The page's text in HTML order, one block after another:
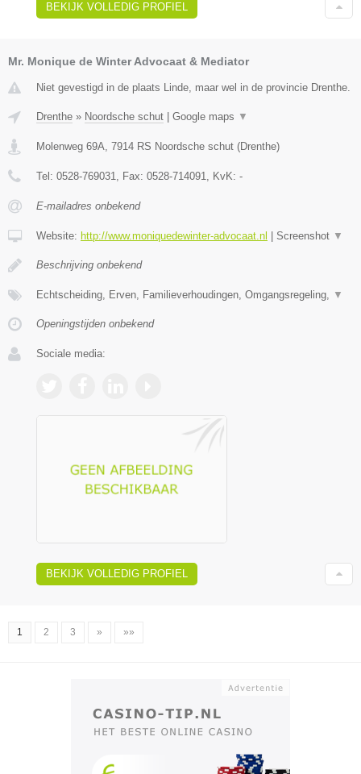
BEKIJK VOLLEDIG PROFIEL
Mr. Monique de Winter Advocaat & Mediator
Niet gevestigd in de plaats Linde, maar wel in de provincie Drenthe.
Drenthe » Noordsche schut Google maps ▼
Molenweg 69A, 7914 RS Noordsche schut (Drenthe)
Tel: 0528-769031, Fax: 0528-714091, KvK: -
E-mailadres onbekend
Website: http://www.moniquedewinter-advocaat.nl Screenshot ▼
Beschrijving onbekend
Echtscheiding, Erven, Familieverhoudingen, Omgangsregeling, ▼
Openingstijden onbekend
Sociale media:
BEKIJK VOLLEDIG PROFIEL
1 2 3 » »»